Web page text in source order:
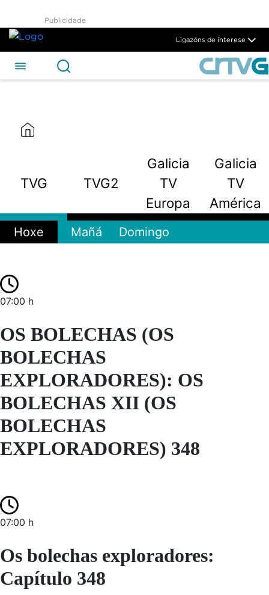
Skip to Main Content
TVG2 - CRTVG
Publicidade
Ligazóns de interese
TVG TVG2
Galicia
TV
Europa
Galicia
TV
América
Hoxe Mañá Domingo
07:00 h
OS BOLECHAS (OS
BOLECHAS
EXPLORADORES): OS
BOLECHAS XII (OS
BOLECHAS
EXPLORADORES) 348
07:00 h
Os bolechas exploradores:
Capítulo 348